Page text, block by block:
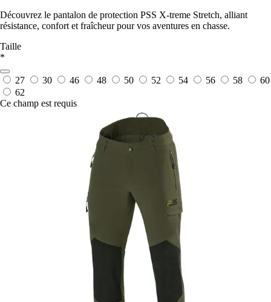
Découvrez le pantalon de protection PSS X-treme Stretch, alliant
résistance, confort et fraîcheur pour vos aventures en chasse.
Taille
*
27 30 46 48 50 52 54 56 58
60
62
Ce champ est requis